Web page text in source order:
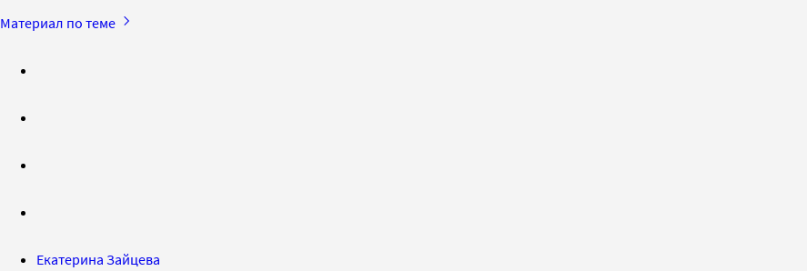
Материал по теме
Екатерина Зайцева